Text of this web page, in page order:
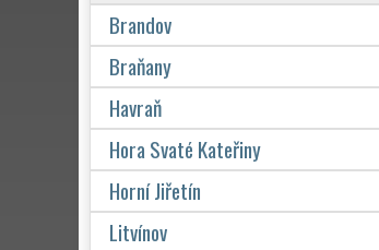
Brandov
Braňany
Havraň
Hora Svaté Kateřiny
Horní Jiřetín
Litvínov